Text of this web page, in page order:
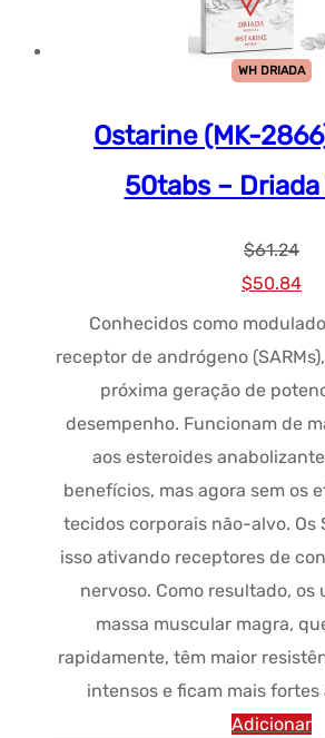
WH DRIADA
Ostarine (MK-
50tabs –
$61.24
Preço
original
era:
$61.24.
$50.84
Conhecidos como
receptor de andrógeno
próxima geração de
desempenho. Funcionam de
aos esteroides
benefícios, mas agora sem os
tecidos corporais não-alvo. Os
isso ativando receptores de
nervoso. Como resultado, os
massa muscular magra,
rapidamente, têm maior
intensos e ficam mais fortes
Adicionar